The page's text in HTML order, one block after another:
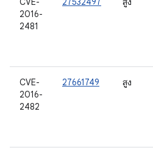
2016-
2481
CVE-
2016-
2482
27661749 สูง